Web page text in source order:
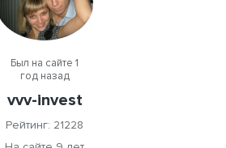
Был на сайте 1
год назад
vvv-invest
Рейтинг: 21228